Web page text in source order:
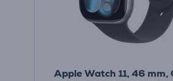
Apple Watch 11, 46 mm,